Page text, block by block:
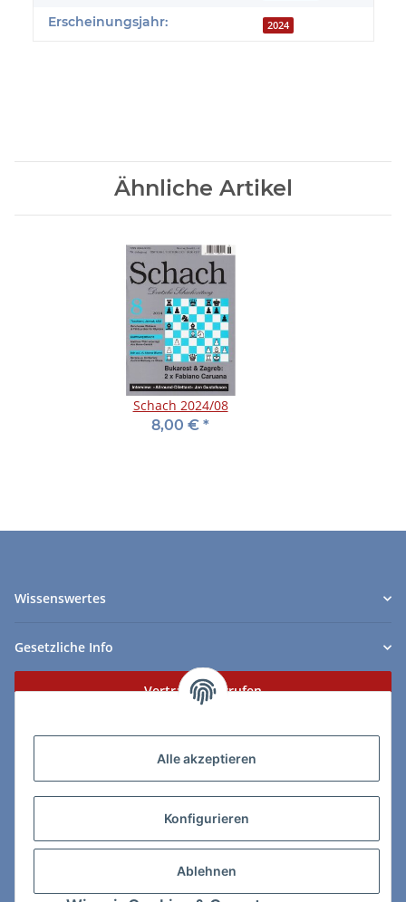
Alle akzeptieren
Konfigurieren
Ablehnen
Erscheinungsjahr: 2024
Ähnliche Artikel
Schach 2024/08
8,00 € *
Wissenswertes
Gesetzliche Info
Vertrag widerrufen